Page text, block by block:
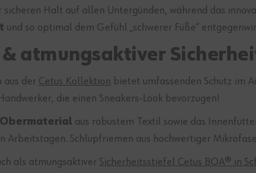
360°
sicheren Halt auf allen Untergünden, während das
und so optimal dem Gefühl „schwerer Füße“
atmungsaktiver
aus der Cetus Kollektion bietet umfassenden Schutz im
die einen Sneakers-Look bevorzugen!
aus robustem Textil sowie das
Arbeitstagen. Schlupfriemen aus hochwertiger
als atmungsaktiver Sicherheitsstiefel Cetus BOA® in